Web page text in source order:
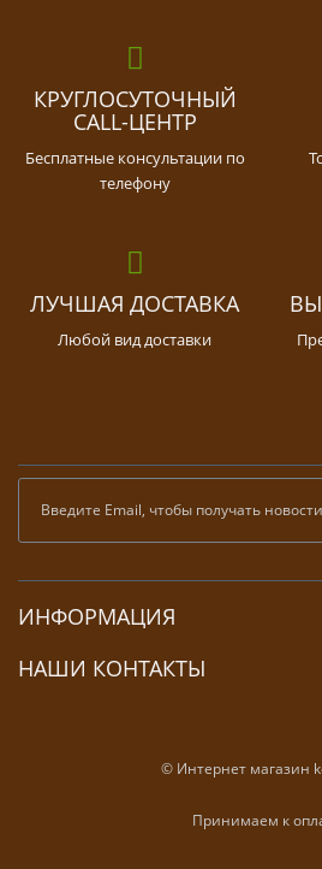
КРУГЛОСУТОЧНЫЙ
CALL-ЦЕНТР
Бесплатные консультации по
телефону
ЛУЧШАЯ ДОСТАВКА
Любой вид доставки
ИНФОРМАЦИЯ
НАШИ КОНТАКТЫ
© Интернет магазин
Принимаем к